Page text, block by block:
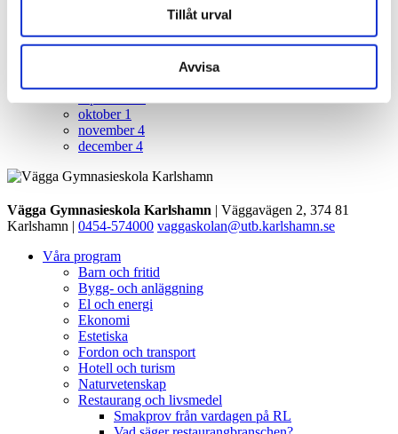
Tillåt urval
Avvisa
oktober 1
november4
december4
Vägga Gymnasieskola Karlshamn | Väggavägen 2, 374 81
Karlshamn | 0454-574000 vaggaskolan@utb.karlshamn.se
Våra program
Barn och fritid
Bygg- och anläggning
El och energi
Ekonomi
Estetiska
Fordon och transport
Hotell och turism
Naturvetenskap
Restaurang och livsmedel
Smakprov från vardagen på RL